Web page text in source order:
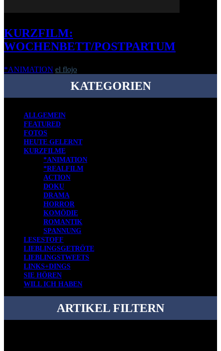
KURZFILM:
WOCHENBETT/POSTPARTUM
*ANIMATION el flojo
KATEGORIEN
ALLGEMEIN
FEATURED
FOTOS
HEUTE GELERNT
KURZFILME
*ANIMATION
*REALFILM
ACTION
DOKU
DRAMA
HORROR
KOMÖDIE
ROMANTIK
SPANNUNG
LESESTOFF
LIEBLINGSGETRÖTE
LIEBLINGSTWEETS
LINKS+DINGS
SIE HÖREN
WILL ICH HABEN
ARTIKEL FILTERN